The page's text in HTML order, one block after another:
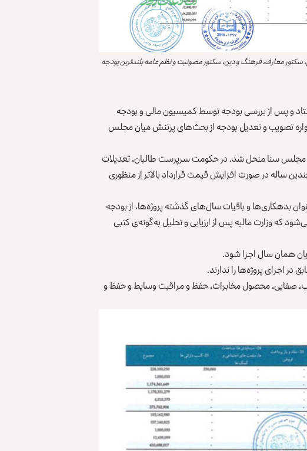
به ترتیب سکتور دفاع، سکتور معارف، فرهنگ و دین، سکتور مصونیت و نظم عامه بلندترین بودجه
و پس از بررسی بودجه توسط کمیسیون مالی و بودجه
تصویب و تعدیل بودجه از بحث‌های پرتنش میان مجلس
مجلس سنا منحل شد. در حکومت سرپرست طالبان، تعدیلات
ساله در صورت افزایش قیمت قرارداد بالاتر از منظوری
و باقیات سال‌های گذشته پروژه‌ها، از بودجه
که وزارت مالیه پس از ارزیابی و تحلیل به‌گونه‌ی کتبی
همان سال اجرا شود.
اجرای پروژه‌ها را ندارند.
صفایی، محصول مخابرات، حفظ و مراقبت وسایط و حفظ و